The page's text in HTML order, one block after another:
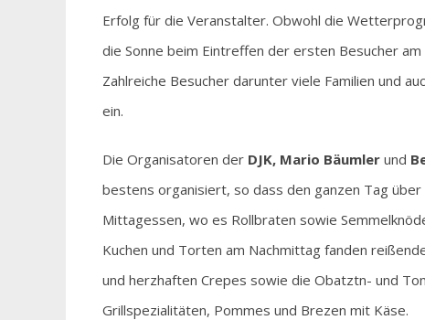
Erfolg für die Veranstalter. Obwohl die
die Sonne beim Eintreffen der ersten Besucher
Zahlreiche Besucher darunter viele Familien und
ein.
Die Organisatoren der DJK, Mario Bäumler und
bestens organisiert, so dass den ganzen Tag
Mittagessen, wo es Rollbraten sowie
Kuchen und Torten am Nachmittag fanden
und herzhaften Crepes sowie die Obatztn- und
Grillspezialitäten, Pommes und Brezen mit Käse.